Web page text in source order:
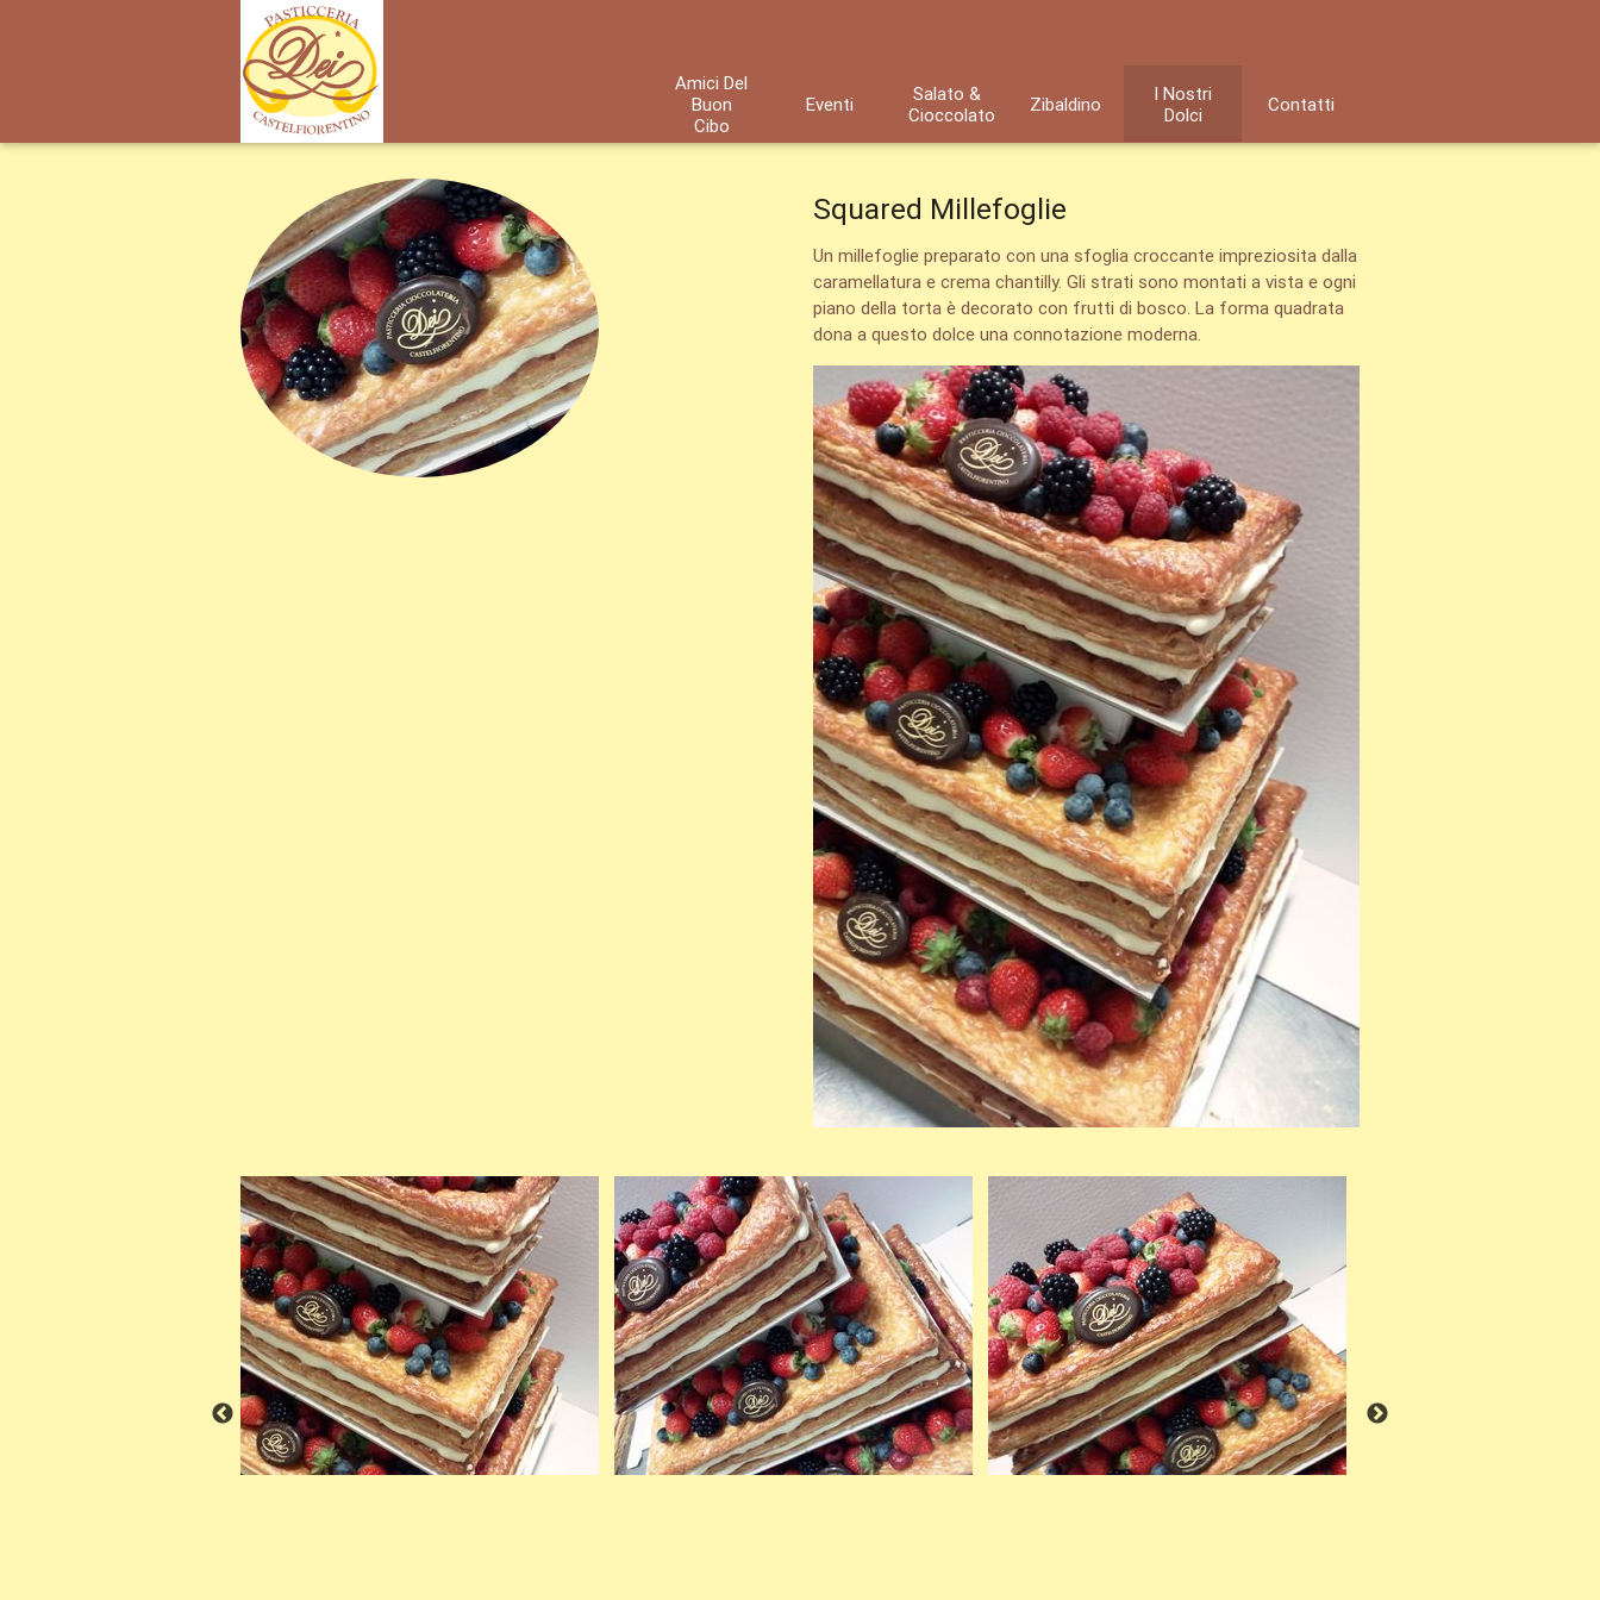
Amici Del
Buon
Cibo
Eventi
Salato &
Cioccolato
Zibaldino
I Nostri
Dolci
Contatti
Squared Millefoglie
Un millefoglie preparato con una sfoglia croccante impreziosita dalla
caramellatura e crema chantilly. Gli strati sono montati a vista e ogni
piano della torta è decorato con frutti di bosco. La forma quadrata
dona a questo dolce una connotazione moderna.